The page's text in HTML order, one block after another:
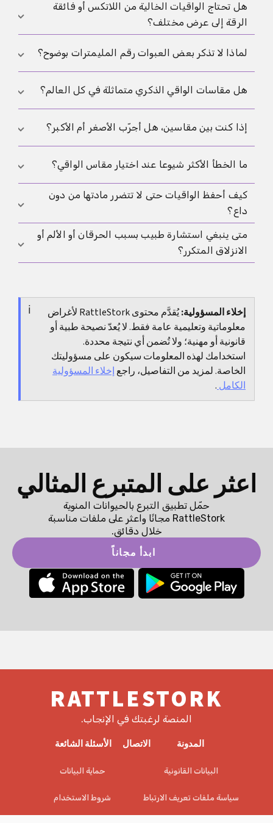
يساعد في تقليل الاحتكاك وزيادة الراحة لكنه لا يعوض
العرض المناسب.
هل تحتاج الواقيات الخالية من اللاتكس أو فائقة
الرقة إلى عرض مختلف؟
المنطق الأساسي نفسه، مع أن المادة والسماكة قد
لماذا لا تذكر بعض العبوات رقم المليمترات بوضوح؟
لأن بعض الشركات تفضل التسميات التسويقية الأسهل
هل مقاسات الواقي الذكري متماثلة في كل العالم؟
ليست متماثلة تماما، لكن رقم المليمترات يبقى أفضل
إذا كنت بين مقاسين، هل أجرّب الأصغر أم الأكبر؟
جرّب عرضين متجاورين وحدد اختيارك بناء على الانزلاق أو
ما الخطأ الأكثر شيوعا عند اختيار مقاس الواقي؟
الشراء بناء على الملصق بدل الرقم بالمليمتر.
كيف أحفظ الواقيات حتى لا تتضرر مادتها من دون
داع؟
احفظها في مكان بارد وجاف ومن دون ضغط طويل، وتحقق
من تاريخ الصلاحية.
متى ينبغي استشارة طبيب بسبب الحرقان أو الألم أو
الانزلاق المتكرر؟
صحيح، فمن الحكمة طلب تقييم طبي.
إخلاء المسؤولية:
يُقدَّم محتوى RattleStork لأغراض
معلوماتية وتعليمية عامة فقط. لا يُعدّ نصيحة طبية أو
قانونية أو مهنية؛ ولا تُضمن أي نتيجة محددة.
استخدامك لهذه المعلومات سيكون على مسؤوليتك
الخاصة. لمزيد من التفاصيل، راجعإخلاء المسؤولية
الكامل.
اعثر على المتبرع المثالي
حمّل تطبيق التبرع بالحيوانات المنوية
RattleStork مجانًا واعثر على ملفات مناسبة
خلال دقائق.
ابدأ مجاناً
RATTLESTORK
المنصة لرغبتك في الإنجاب.
المدونة الاتصال الأسئلة الشائعة
البيانات القانونية حماية البيانات
سياسة ملفات تعريف الارتباط شروط الاستخدام